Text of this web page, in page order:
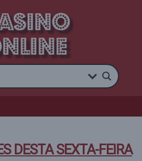
DESTA SEXTA-FEIRA